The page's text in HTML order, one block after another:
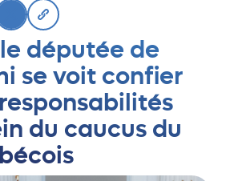
députée de
se voit confier
du caucus du